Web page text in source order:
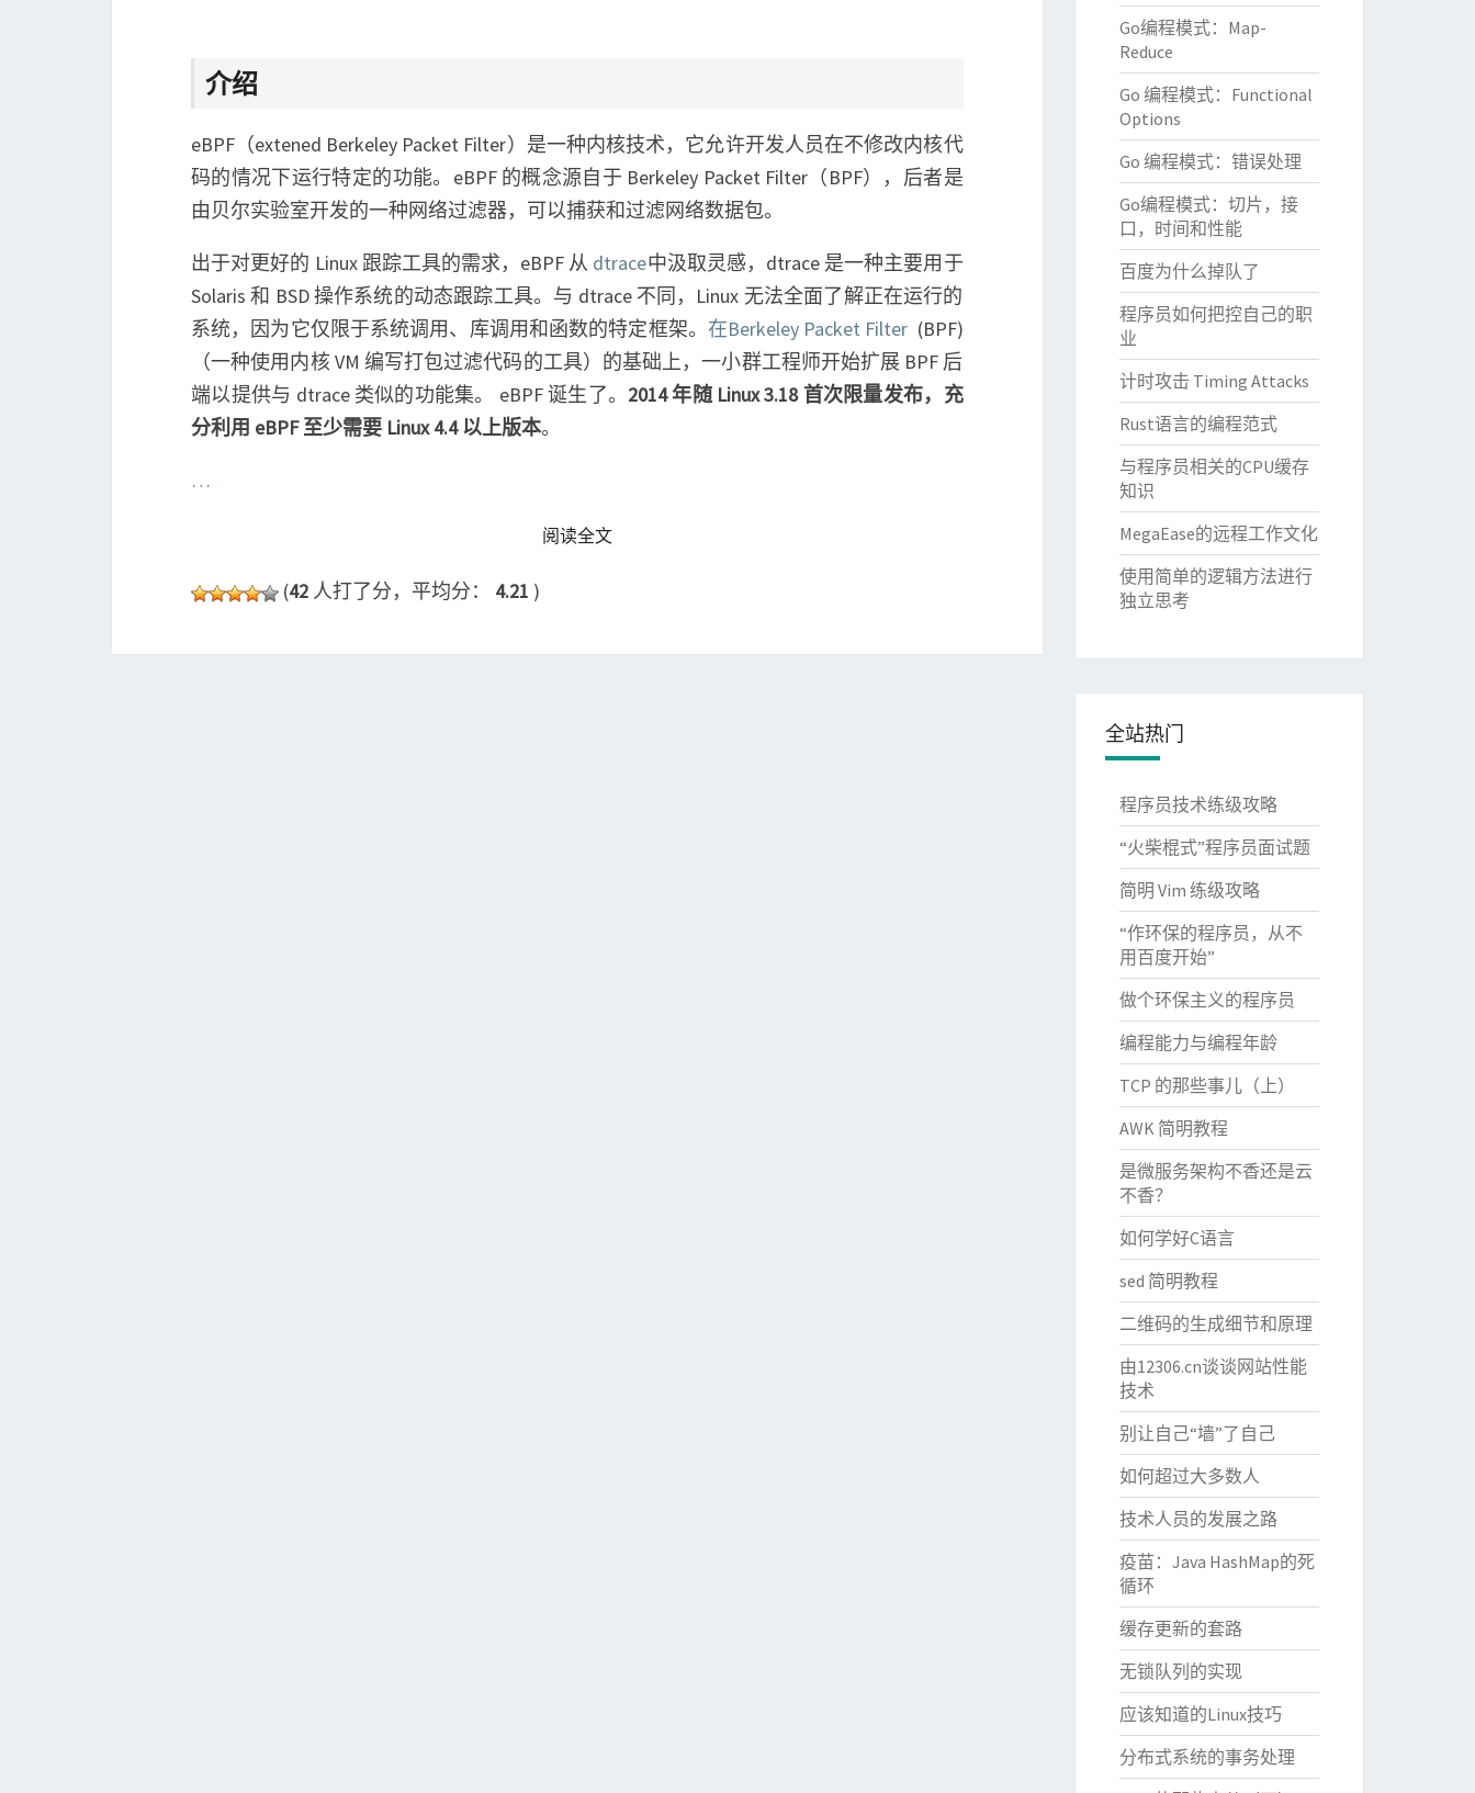
介绍
eBPF（extened Berkeley Packet Filter）是一种内核技术，它允许开发人员在不修改内核代
码的情况下运行特定的功能。eBPF 的概念源自于 Berkeley Packet Filter（BPF），后者是
由贝尔实验室开发的一种网络过滤器，可以捕获和过滤网络数据包。
出于对更好的 Linux 跟踪工具的需求，eBPF 从 dtrace中汲取灵感，dtrace 是一种主要用于
Solaris 和 BSD 操作系统的动态跟踪工具。与 dtrace 不同，Linux 无法全面了解正在运行的
系统，因为它仅限于系统调用、库调用和函数的特定框架。 在Berkeley Packet Filter (BPF)
（一种使用内核 VM 编写打包过滤代码的工具）的基础上，一小群工程师开始扩展 BPF 后
端以提供与 dtrace 类似的功能集。 eBPF 诞生了。 2014 年随 Linux 3.18 首次限量发布，充
分利用 eBPF 至少需要 Linux 4.4 以上版本。
…
阅读全文READ MORE
(42 人打了分，平均分： 4.21 )
Go编程模式：Map-
Reduce
Go 编程模式：Functional
Options
Go 编程模式：错误处理
Go编程模式：切片，接
口，时间和性能
百度为什么掉队了
程序员如何把控自己的职
业
计时攻击 Timing Attacks
Rust语言的编程范式
与程序员相关的CPU缓存
知识
MegaEase的远程工作文化
使用简单的逻辑方法进行
独立思考
全站热门
程序员技术练级攻略
“火柴棍式”程序员面试题
简明 Vim 练级攻略
“作环保的程序员，从不
用百度开始”
做个环保主义的程序员
编程能力与编程年龄
TCP 的那些事儿（上）
AWK 简明教程
是微服务架构不香还是云
不香？
如何学好C语言
sed 简明教程
二维码的生成细节和原理
由12306.cn谈谈网站性能
技术
别让自己“墙”了自己
如何超过大多数人
技术人员的发展之路
疫苗：Java HashMap的死
循环
缓存更新的套路
无锁队列的实现
应该知道的Linux技巧
分布式系统的事务处理